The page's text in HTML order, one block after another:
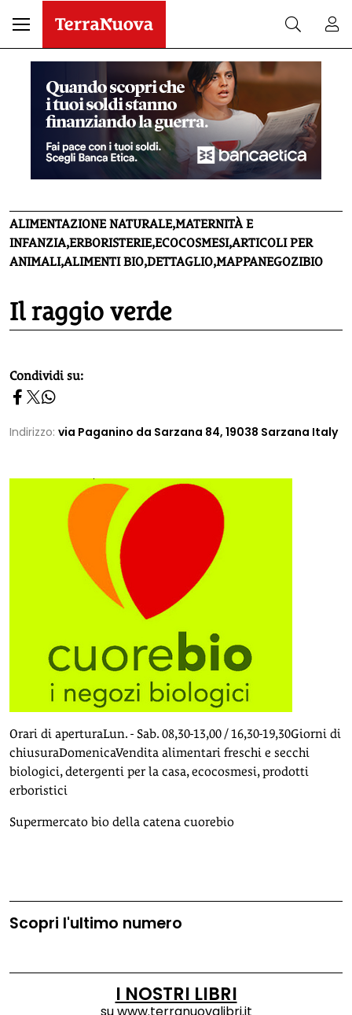
ALIMENTAZIONE NATURALE,MATERNITÀ E
INFANZIA,ERBORISTERIE,ECOCOSMESI,ARTICOLI PER
ANIMALI,ALIMENTI BIO,DETTAGLIO,MAPPANEGOZIBIO
Il raggio verde
homepage h2
Condividi su:
Indirizzo: via Paganino da Sarzana 84, 19038 Sarzana Italy
Orari di aperturaLun. - Sab. 08,30-13,00 / 16,30-19,30Giorni di
chiusuraDomenicaVendita alimentari freschi e secchi
biologici, detergenti per la casa, ecocosmesi, prodotti
erboristici
Supermercato bio della catena cuorebio
Scopri l'ultimo numero
I NOSTRI LIBRI